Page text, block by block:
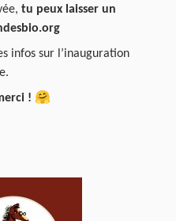
tu peux laisser un
infos sur l’inauguration
! 🤗